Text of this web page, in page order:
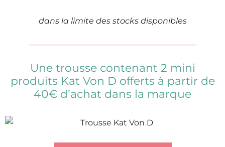
dans la limite des stocks disponibles
Une trousse contenant 2 mini
produits Kat Von D offerts à partir de
40€ d’achat dans la marque